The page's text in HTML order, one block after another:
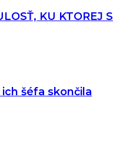
KU KTOREJ
šéfa skončila